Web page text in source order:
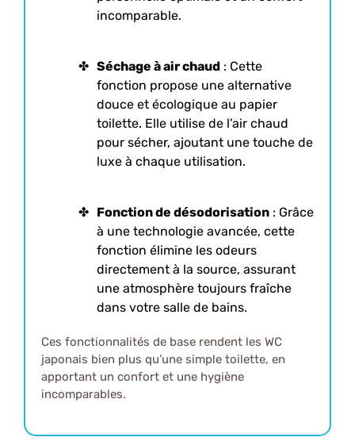
incomparable.
Séchage à air chaud : Cette
fonction propose une alternative
douce et écologique au papier
toilette. Elle utilise de l’air chaud
pour sécher, ajoutant une touche de
luxe à chaque utilisation.
Fonction de désodorisation : Grâce
à une technologie avancée, cette
fonction élimine les odeurs
directement à la source, assurant
une atmosphère toujours fraîche
dans votre salle de bains.
Ces fonctionnalités de base rendent les WC
japonais bien plus qu’une simple toilette, en
apportant un confort et une hygiène
incomparables.